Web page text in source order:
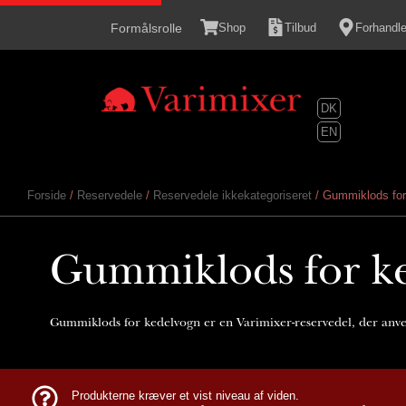
content
Formålsrolle Shop Tilbud
DK
EN
Forside / Reservedele / Reservedele ikkekategoriseret / Gummiklods
Gummiklods for
Gummiklods for kedelvogn er en Varimixer-reservedel, der
Produkterne kræver et vist niveau af viden.